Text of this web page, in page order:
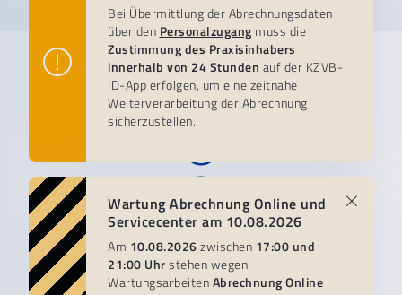
Bei Übermittlung der Abrechnungsdaten
über den Personalzugang muss die
Zustimmung des Praxisinhabers
innerhalb von 24 Stunden auf der KZVB-
ID-App erfolgen, um eine zeitnahe
Weiterverarbeitung der Abrechnung
sicherzustellen.
Wartung Abrechnung Online und
Servicecenter am 10.08.2026
Am 10.08.2026zwischen 17:00 und
21:00 Uhrstehen wegen
WartungsarbeitenAbrechnung Online
Praxisteam
Abrechnungsberatung
Abrechnung:
Termine
Formulare
Bestimmungen zur Abrechnung:
Abrechnungsmappe
Patientenservice
Zahnärztlicher Notdienst
Zweitmeinung
Zahn.de
Fragen zur Zahnarztrechnung?
089 230 211 230
KZVB
Stellenangebote
Pressestelle
MO-DO 7-18, FR -16 Uhr
089 72401-0
Besuchen Sie uns auf:
Impressum Kontakt Datenschutz
AGB
Compliance
Seitenübersicht